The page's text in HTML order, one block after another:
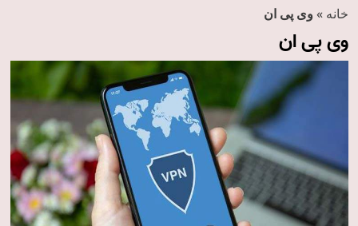
خانه »وی پی ان
وی پی ان